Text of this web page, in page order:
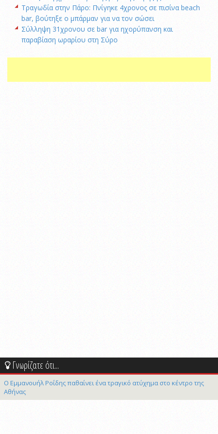
Τραγωδία στην Πάρο: Πνίγηκε 4χρονος σε πισίνα beach
bar, βούτηξε ο μπάρμαν για να τον σώσει
Σύλληψη 31χρονου σε bar για ηχορύπανση και
παραβίαση ωραρίου στη Σύρο
Γνωρίζατε ότι...
Ο Εμμανουήλ Ροΐδης παθαίνει ένα τραγικό ατύχημα στο κέντρο της
Αθήνας